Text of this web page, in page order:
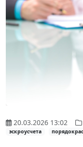
20.03.2026 13:02
эскроусчета